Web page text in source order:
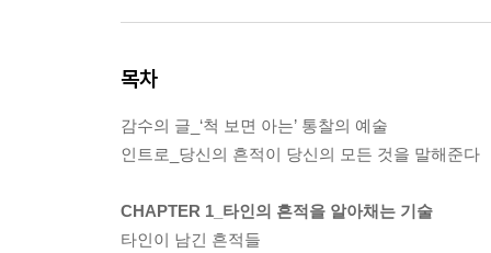
목차
감수의 글_‘척 보면 아는’ 통찰의 예술
인트로_당신의 흔적이 당신의 모든 것을 말해준다
CHAPTER 1_타인의 흔적을 알아채는 기술
타인이 남긴 흔적들